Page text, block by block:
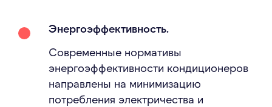
Энергоэффективность.
Современные нормативы
энергоэффективности кондиционеров
направлены на минимизацию
потребления электричества и